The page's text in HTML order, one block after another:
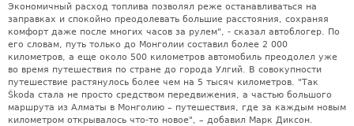
Экономичный расход топлива позволял реже останавливаться на
заправках и спокойно преодолевать большие расстояния, сохраняя
комфорт даже после многих часов за рулем", - сказал автоблогер. По
его словам, путь только до Монголии составил более 2 000
километров, а еще около 500 километров автомобиль преодолел уже
во время путешествия по стране до города Улгий. В совокупности
путешествие растянулось более чем на 5 тысяч километров. "Так
Škoda стала не просто средством передвижения, а частью большого
маршрута из Алматы в Монголию – путешествия, где за каждым новым
километром открывалось что-то новое", – добавил Марк Диксон.